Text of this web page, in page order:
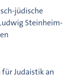
jüdische
Steinheim-
für Judaistik an